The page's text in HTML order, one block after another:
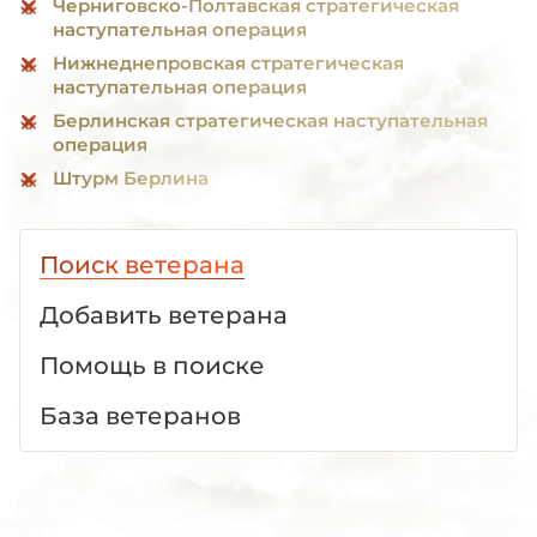
Черниговско-Полтавская стратегическая
наступательная операция
Нижнеднепровская стратегическая
наступательная операция
Берлинская стратегическая наступательная
операция
Штурм Берлина
Поиск ветерана
Добавить ветерана
Помощь в поиске
База ветеранов